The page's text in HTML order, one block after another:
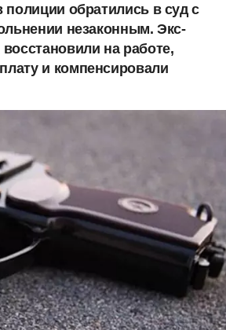
полиции обратились в суд с
незаконным. Экс-
на работе,
и компенсировали